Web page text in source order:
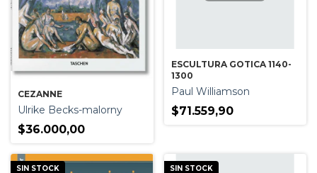
CEZANNE
Ulrike Becks-malorny
$36.000,00
ESCULTURA GOTICA 1140-
1300
Paul Williamson
$71.559,90
SIN STOCK SIN STOCK